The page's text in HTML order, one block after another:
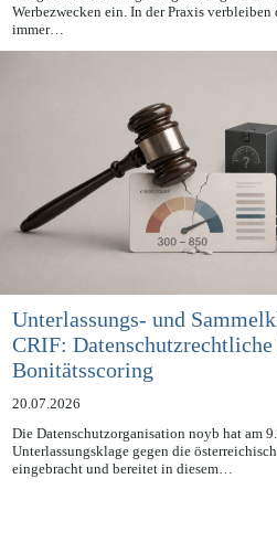
Endgerätnutzer willigen regelmäßig in die
Werbezwecken ein. In der Praxis verbleiben
immer…
Unterlassungs- und
CRIF: Datenschutzrechtliche
Bonitätsscoring
20.07.2026
Die Datenschutzorganisation noyb hat am
Unterlassungsklage gegen die